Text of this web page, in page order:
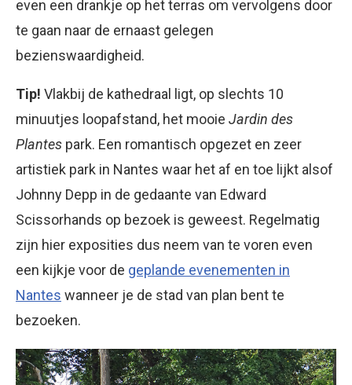
even een drankje op het terras om vervolgens door
te gaan naar de ernaast gelegen
bezienswaardigheid.
Tip! Vlakbij de kathedraal ligt, op slechts 10
minuutjes loopafstand, het mooie Jardin des
Plantes park. Een romantisch opgezet en zeer
artistiek park in Nantes waar het af en toe lijkt alsof
Johnny Depp in de gedaante van Edward
Scissorhands op bezoek is geweest. Regelmatig
zijn hier exposities dus neem van te voren even
een kijkje voor de geplande evenementen in
Nantes wanneer je de stad van plan bent te
bezoeken.